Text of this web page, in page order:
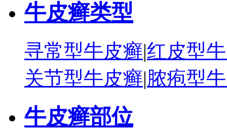
牛皮癣类型
寻常型牛皮癣|红皮型
关节型牛皮癣|脓疱型
牛皮癣部位